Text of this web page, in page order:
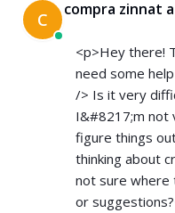
C compra zinnat
<p>Hey there!
need some
/> Is it very
I&#8217;m not
figure things
thinking about
not sure where
or